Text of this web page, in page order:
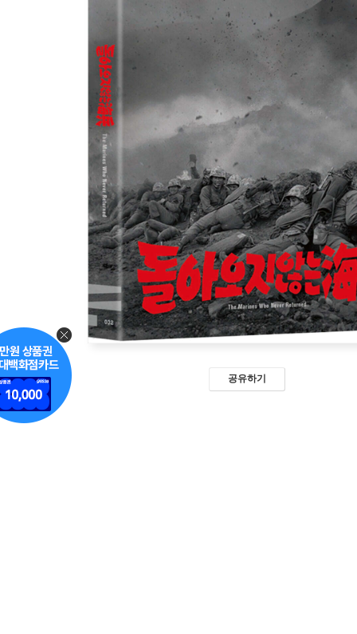
공유하기